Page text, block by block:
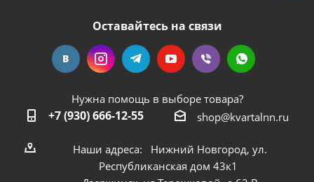
Оставайтесь на связи
Нужна помощь в выборе товара?
+7 (930) 666-12-55 shop@kvartalnn.ru
Наши адреса: Нижний Новгород, ул.
Республиканская дом 43к1